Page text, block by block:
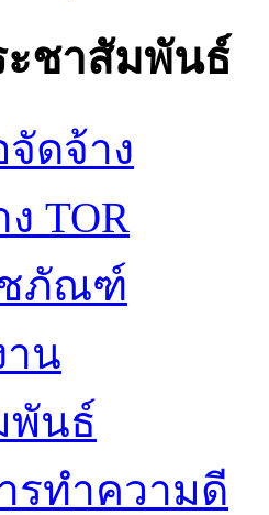
ะชาสัมพันธ์
ดจ้าง
TOR
ชภัณฑ์
าน
พันธ์
รทำความดี